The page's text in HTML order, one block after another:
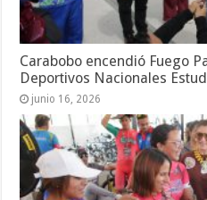
Carabobo encendió Fuego
Deportivos Nacionales
junio 16, 2026